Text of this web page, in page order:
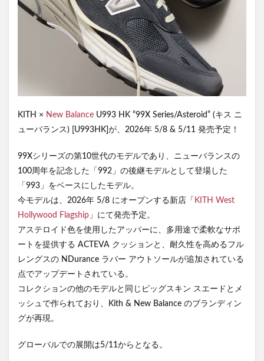
KITH × New Balance U993 HK “99X Series/Asteroid” (キス ニ
ューバランス) [U993HK]が、2026年 5/8 & 5/11 発売予定！
99Xシリーズの第10世代のモデルであり、ニューバランスの
100周年を記念した「992」の後継モデルとして登場した
「993」をベースにしたモデル。
今モデルは、2026年 5/8 にオープンする新店「 KITH West
Hollywood Flagship 」にて発売予定。
アステロイド色を使用したアッパーに、多用途で柔軟なサポ
ートを提供する ACTEVA クッションと、耐久性を高めるフル
レングスの NDurance ラバー アウトソールが追加されている
点でアップデートされている。
コレクションの他のモデルと同じピッグスキン スエードとメ
ッシュで作られており、Kith & New Balance のブランディン
グが再現。
グローバルでの展開は5/11からとなる。